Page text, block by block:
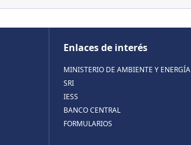
Enlaces de interés
MINISTERIO DE AMBIENTE Y ENERGÍA
SRI
IESS
BANCO CENTRAL
FORMULARIOS